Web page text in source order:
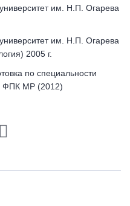
им. Н.П. Огарева
им. Н.П. Огарева
2005 г.
по специальности
ФПК МР (2012)